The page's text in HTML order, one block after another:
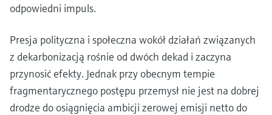
odpowiedni impuls.
Presja polityczna i społeczna wokół działań związanych
z dekarbonizacją rośnie od dwóch dekad i zaczyna
przynosić efekty. Jednak przy obecnym tempie
fragmentarycznego postępu przemysł nie jest na dobrej
drodze do osiągnięcia ambicji zerowej emisji netto do